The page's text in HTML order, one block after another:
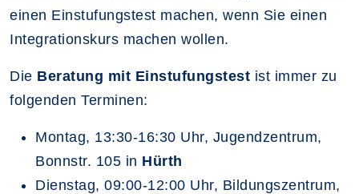
einen Einstufungstest machen, wenn Sie einen
Integrationskurs machen wollen.
Die Beratung mit Einstufungstest ist immer zu
folgenden Terminen:
Montag, 13:30-16:30 Uhr, Jugendzentrum,
Bonnstr. 105 in Hürth
Dienstag, 09:00-12:00 Uhr, Bildungszentrum,